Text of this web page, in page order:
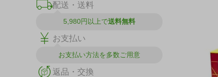
配送・送料
5,980円以上で送料無料
お支払い
お支払い方法を多数ご用意
返品・交換